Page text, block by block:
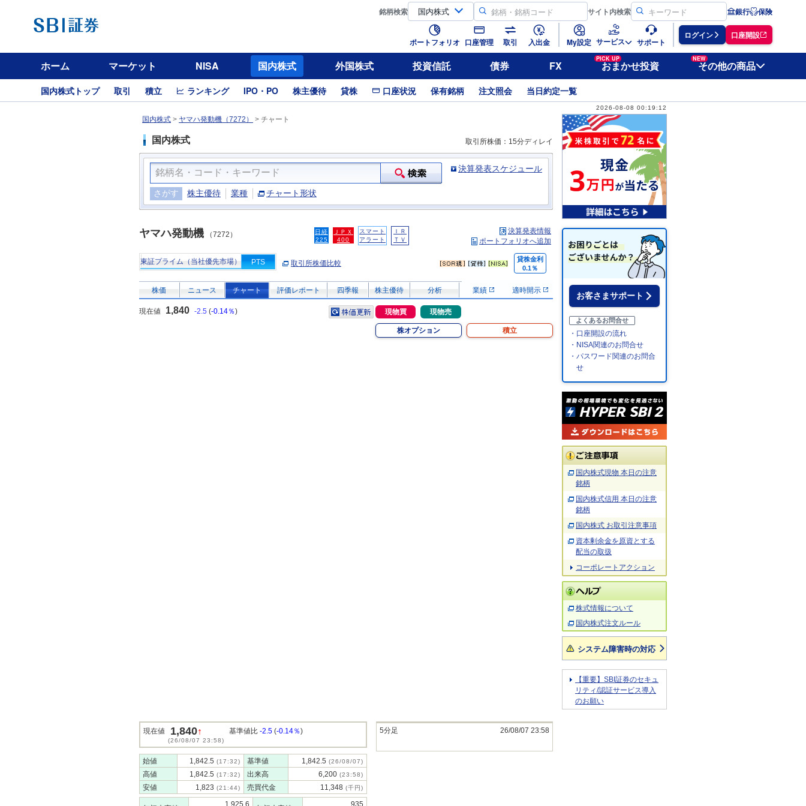
銘柄検索 サイト内検索 銀行 保険
ポートフォリオ 口座管理 取引 入出金 My設定 サービス サポート
ログイン 口座開設
ホーム マーケット NISA 国内株式 外国株式 投資信託 債券 FX
PICK UP
おまかせ投資
NEW
その他の商品
国内株式トップ 取引 積立 ランキング IPO・PO 株主優待 貸株 口座状況 保有銘柄 注文照会 当日約定一覧
2026-08-08 00:19:12
国内株式 > ヤマハ発動機（7272） > チャート
国内株式 取引所株価：15分ディレイ
決算発表スケジュール
さがす 株主優待 業種 チャート形状
ヤマハ発動機 （7272）
日経
225
ＪＰＸ
400
スマート
アラート
ＩＲ
ＴＶ
決算発表情報
ポートフォリオへ追加
東証プライム（当社優先市場） PTS 取引所株価比較
貸株金利
0.1％
株価 ニュース チャート 評価レポート 四季報 株主優待 分析 業績 適時開示
現在値 1,840 -2.5 (-0.14％) 現物買 現物売
株オプション 積立
現在値 1,840↑
(26/08/07 23:58)
基準値比 -2.5 (-0.14％)
始値 1,842.5 (17:32) 基準値 1,842.5 (26/08/07)
高値 1,842.5 (17:32) 出来高 6,200 (23:58)
安値 1,823 (21:44) 売買代金 11,348 (千円)
1,925.6 935
5分足 26/08/07 23:58
お客さまサポート
よくあるお問合せ
・口座開設の流れ
・NISA関連のお問合せ
・パスワード関連のお問合
せ
国内株式現物 本日の注意
銘柄
国内株式信用 本日の注意
銘柄
国内株式 お取引注意事項
資本剰余金を原資とする
配当の取扱
コーポレートアクション
株式情報について
国内株式注文ルール
システム障害時の対応
【重要】SBI証券のセキュ
リティ/認証サービス導入
のお願い